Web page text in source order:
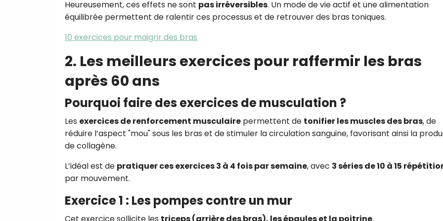
Heureusement, ces effets ne sont pas irréversibles. Un mode de vie actif et une alimentation
équilibrée permettent de ralentir ces processus et de retrouver des bras toniques.
10 exercices pour maigrir des bras
2. Les meilleurs exercices pour raffermir les bras
après 60 ans
Pourquoi faire des exercices de musculation ?
Les exercices de renforcement musculaire permettent de tonifier les muscles des bras, de
réduire l’aspect "mou" sous les bras et de stimuler la circulation sanguine, favorisant ainsi la
de collagène.
L’idéal est de pratiquer ces exercices 3 à 4 fois par semaine, avec 3 séries de 10 à 15
par mouvement.
Exercice 1 : Les pompes contre un mur
Cet exercice sollicite les triceps (arrière des bras), les épaules et la poitrine.